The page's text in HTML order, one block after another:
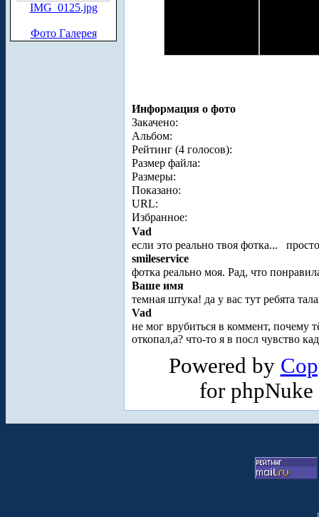
IMG_0125.jpg
Фото Галерея
Информация о фото
Закачено:
Альбом:
Рейтинг (4 голосов):
Размер файла:
Размеры:
Показано:
URL:
Избранное:
Vad
если это реально твоя фотка...
smileservice
фотка реально моя. Рад, что
Ваше имя
темная штука! да у вас тут ребята
Vad
не мог врубиться в коммент, почему
откопал,а? что-то я в посл чувство
Powered by
for